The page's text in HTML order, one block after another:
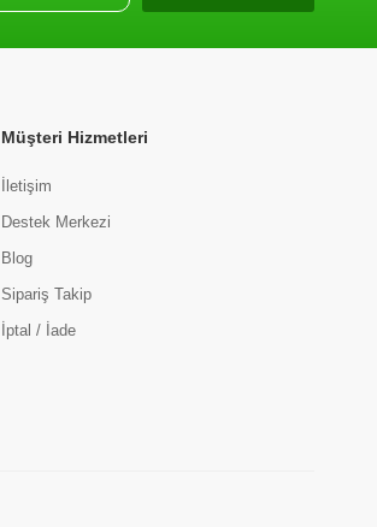
Müşteri Hizmetleri
İletişim
Destek Merkezi
Blog
Sipariş Takip
İptal / İade